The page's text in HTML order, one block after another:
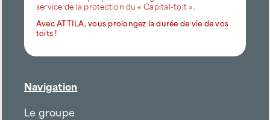
service de la protection du « Capital-toit ».
Avec ATTILA, vous prolongez la durée de vie de vos
toits !
Navigation
Le groupe